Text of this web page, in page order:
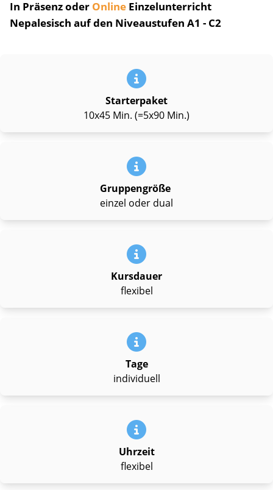
In Präsenz oder Online Einzelunterricht
Nepalesisch auf den Niveaustufen A1 - C2
Starterpaket
10x45 Min. (=5x90 Min.)
Gruppengröße
einzel oder dual
Kursdauer
flexibel
Tage
individuell
Uhrzeit
flexibel